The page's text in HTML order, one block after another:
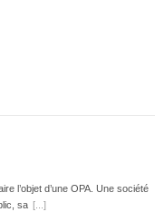
l’objet d’une OPA. Une société
sa [...]